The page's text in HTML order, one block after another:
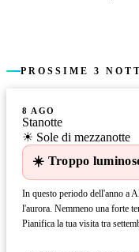
PROSSIME 3
8 AGO
Stanotte
☀ Sole di mezzanotte
☀️ Troppo
In questo periodo dell'anno a
l'aurora. Nemmeno una forte
Pianifica la tua visita tra